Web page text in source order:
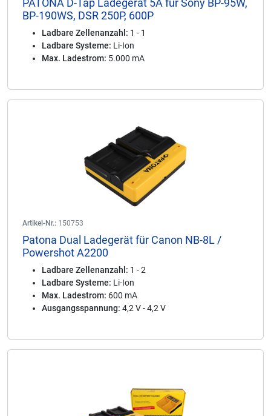
PATONA D-Tap Ladegerät 5A für Sony BP-95W,
BP-190WS, DSR 250P, 600P
Ladbare Zellenanzahl: 1 - 1
Ladbare Systeme: Li-Ion
Max. Ladestrom: 5.000 mA
Artikel-Nr.: 150753
Patona Dual Ladegerät für Canon NB-8L /
Powershot A2200
Ladbare Zellenanzahl: 1 - 2
Ladbare Systeme: Li-Ion
Max. Ladestrom: 600 mA
Ausgangsspannung: 4,2 V - 4,2 V